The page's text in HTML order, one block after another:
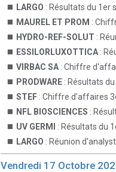
LARGO : Résultats du 1er
MAUREL ET PROM :
HYDRO-REF-SOLUT :
ESSILORLUXOTTICA :
VIRBAC SA : Chiffre
PRODWARE : Résultats
STEF : Chiffre d'affaires
NFL BIOSCIENCES :
UV GERMI
: Résultats du
LARGO : Réunion
Vendredi 17 Octobre